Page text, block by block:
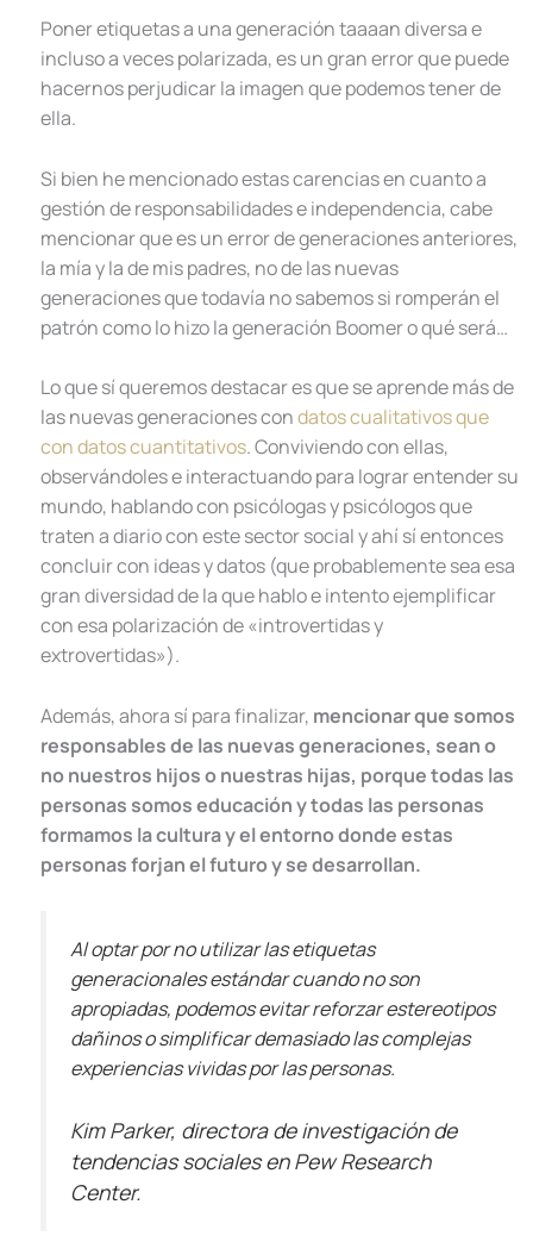
Poner etiquetas a una generación taaaan diversa e
incluso a veces polarizada, es un gran error que puede
hacernos perjudicar la imagen que podemos tener de
ella.
Si bien he mencionado estas carencias en cuanto a
gestión de responsabilidades e independencia, cabe
mencionar que es un error de generaciones anteriores,
la mía y la de mis padres, no de las nuevas
generaciones que todavía no sabemos si romperán el
patrón como lo hizo la generación Boomer o qué será…
Lo que sí queremos destacar es que se aprende más de
las nuevas generaciones condatos cualitativos que
con datos cuantitativos. Conviviendo con ellas,
observándoles e interactuando para lograr entender su
mundo, hablando con psicólogas y psicólogos que
traten a diario con este sector social y ahí sí entonces
concluir con ideas y datos (que probablemente sea esa
gran diversidad de la que hablo e intento ejemplificar
con esa polarización de «introvertidas y
extrovertidas»).
Además, ahora sí para finalizar, mencionar que somos
responsables de las nuevas generaciones, sean o
no nuestros hijos o nuestras hijas, porque todas las
personas somos educación y todas las personas
formamos la cultura y el entorno donde estas
personas forjan el futuro y se desarrollan.
Al optar por no utilizar las etiquetas
generacionales estándar cuando no son
apropiadas, podemos evitar reforzar estereotipos
dañinos o simplificar demasiado las complejas
experiencias vividas por las personas.
Kim Parker, directora de investigación de
tendencias sociales en Pew Research
Center.